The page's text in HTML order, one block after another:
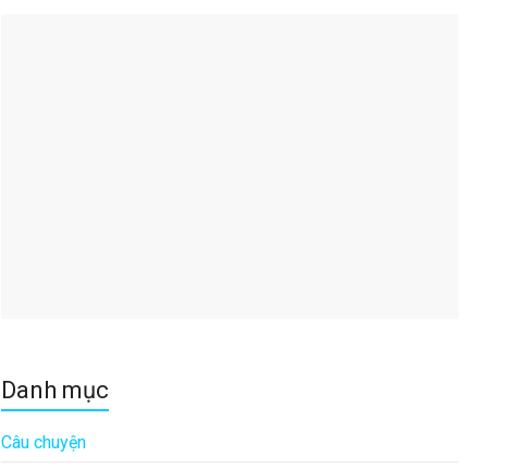
Danh mục
Câu chuyện